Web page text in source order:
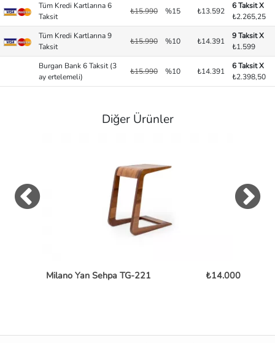
Tüm Kredi Kartlarına 6
Taksit
₺15.990 %15 ₺13.592
6 Taksit X
₺2.265,25
Tüm Kredi Kartlarına 9
Taksit
₺15.990 %10 ₺14.391
9 Taksit X
₺1.599
Burgan Bank 6 Taksit (3
ay ertelemeli)
₺15.990 %10 ₺14.391
6 Taksit X
₺2.398,50
Diğer Ürünler
Milano Yan Sehpa TG-221 ₺14.000